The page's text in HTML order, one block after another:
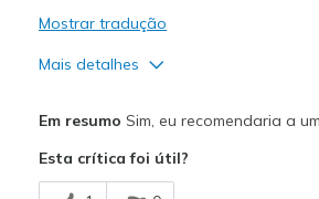
Mostrar tradução
Mais detalhes
Melhores utilizações
Em resumo Sim, eu recomendaria a
Esta crítica foi útil?